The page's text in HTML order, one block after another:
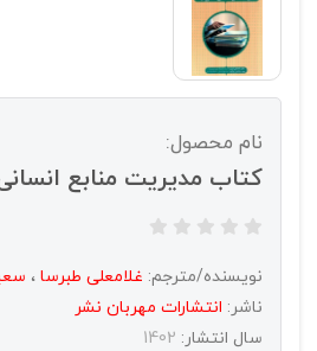
نام محصول:
کتاب مدیریت منابع
نویسنده/مترجم: غلامعلی طبرسا ،
ناشر: انتشارات مهربان نشر
سال انتشار: 1402